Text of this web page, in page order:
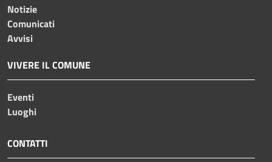
Notizie
Comunicati
Avvisi
VIVERE IL COMUNE
Eventi
Luoghi
CONTATTI